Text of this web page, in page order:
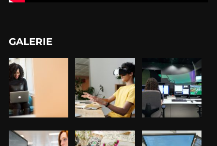
GALERIE